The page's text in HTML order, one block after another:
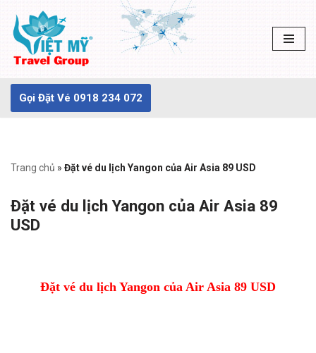
Chuyển
tới
dung
Gọi Đặt Vé 0918 234 072
Trang chủ » Đặt vé du lịch Yangon của Air Asia 89 USD
Đặt vé du lịch Yangon của Air Asia 89
USD
Đặt vé du lịch Yangon của Air Asia 89 USD